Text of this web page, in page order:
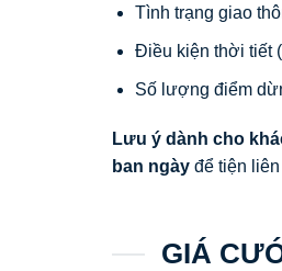
Tình trạng giao
Điều kiện thời tiết
Số lượng điểm
Lưu ý dành cho
ban ngày để tiện
GIÁ